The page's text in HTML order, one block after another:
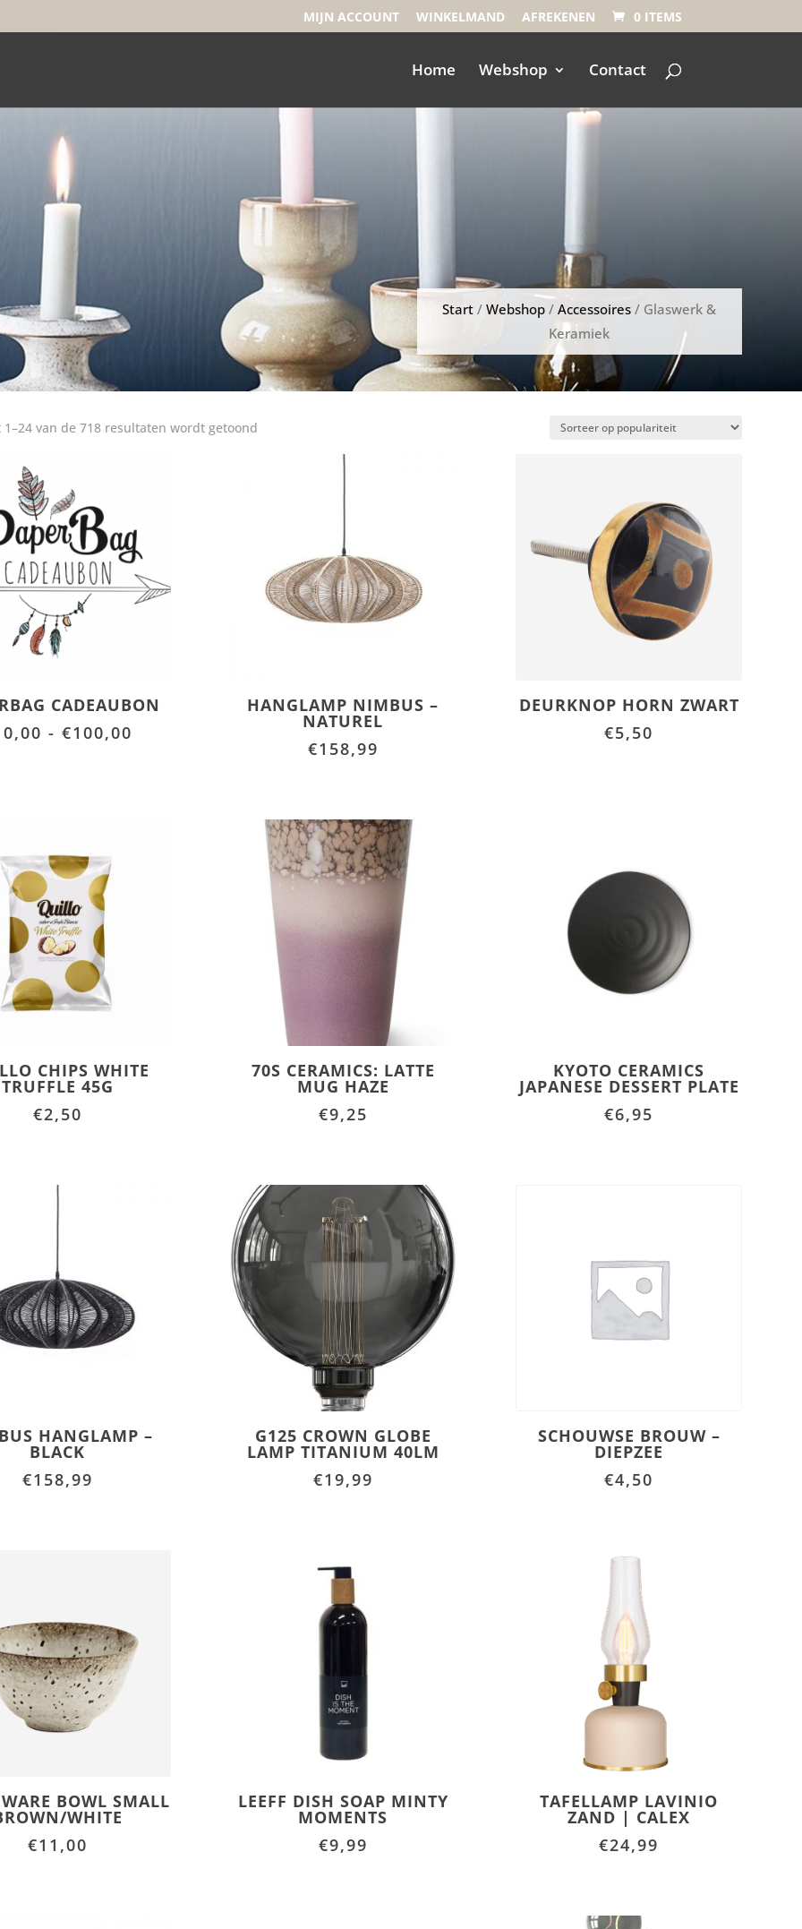
MIJN ACCOUNT WINKELMAND AFREKENEN 0 ITEMS
Home Webshop Contact
Start /Webshop /Accessoires / Glaswerk &
Keramiek
1–24 van de 718 resultaten wordt getoond
CADEAUBON
- €100,00
HANGLAMP NIMBUS –
NATUREL
€158,99
DEURKNOP HORN ZWART
€5,50
CHIPS WHITE
TRUFFLE 45G
€2,50
70S CERAMICS: LATTE
MUG HAZE
€9,25
KYOTO CERAMICS
JAPANESE DESSERT PLATE
€6,95
HANGLAMP –
BLACK
€158,99
G125 CROWN GLOBE
LAMP TITANIUM 40LM
€19,99
SCHOUWSE BROUW –
DIEPZEE
€4,50
BOWL SMALL
WHITE
€11,00
LEEFF DISH SOAP MINTY
MOMENTS
€9,99
TAFELLAMP LAVINIO
ZAND | CALEX
€24,99